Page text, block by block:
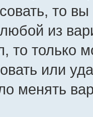
то
из
то только
или
менять